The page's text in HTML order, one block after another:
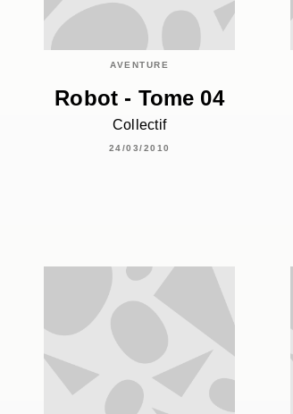
AVENTURE
Robot - Tome 04
Collectif
24/03/2010